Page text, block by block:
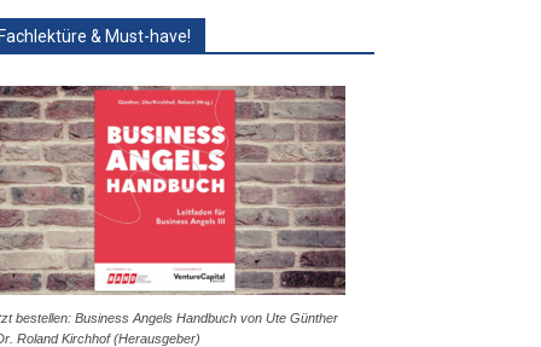
& Must-have!
bestellen: Business Angels Handbuch von Ute Günther
Roland Kirchhof (Herausgeber)